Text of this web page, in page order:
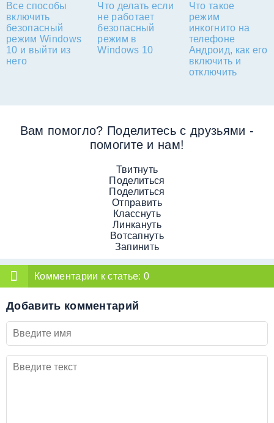
Все способы
включить
безопасный
режим Windows
10 и выйти из
него
Что делать если
не работает
безопасный
режим в
Windows 10
Что такое
режим
инкогнито на
телефоне
Андроид, как его
включить и
отключить
Вам помогло? Поделитесь с друзьями -
помогите и нам!
Твитнуть
Поделиться
Поделиться
Отправить
Класснуть
Линкануть
Вотсапнуть
Запинить
Комментарии к статье:0
Добавить комментарий